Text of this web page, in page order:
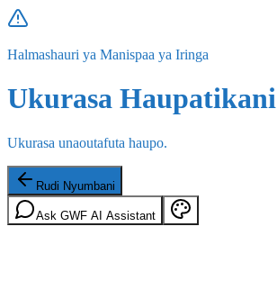
Halmashauri ya Manispaa ya Iringa
Ukurasa Haupatikani
Ukurasa unaoutafuta haupo.
Rudi Nyumbani
Ask GWF AI Assistant